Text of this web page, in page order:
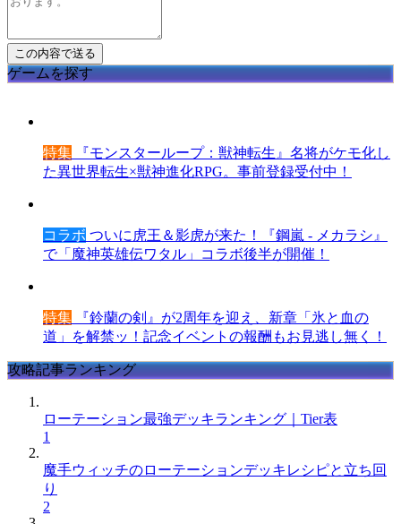
ゲームを探す
特集 『モンスターループ：獣神転生』名将がケモ化し
た異世界転生×獣神進化RPG。事前登録受付中！
コラボ ついに虎王＆影虎が来た！『鋼嵐 - メカラシ』
で「魔神英雄伝ワタル」コラボ後半が開催！
特集 『鈴蘭の剣』が2周年を迎え、新章「氷と血の
道」を解禁ッ！記念イベントの報酬もお見逃し無く！
攻略記事ランキング
ローテーション最強デッキランキング｜Tier表
1
魔手ウィッチのローテーションデッキレシピと立ち回
り
2